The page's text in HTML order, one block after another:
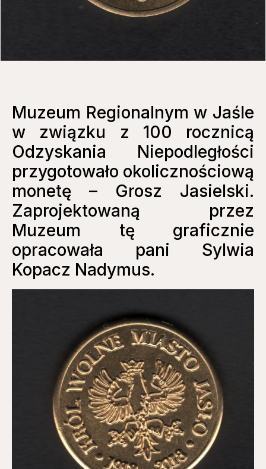
Muzeum Regionalnym w Jaśle
w związku z 100 rocznicą
Odzyskania Niepodległości
przygotowało okolicznościową
monetę – Grosz Jasielski.
Zaprojektowaną przez
Muzeum tę graficznie
opracowała pani Sylwia
Kopacz Nadymus.